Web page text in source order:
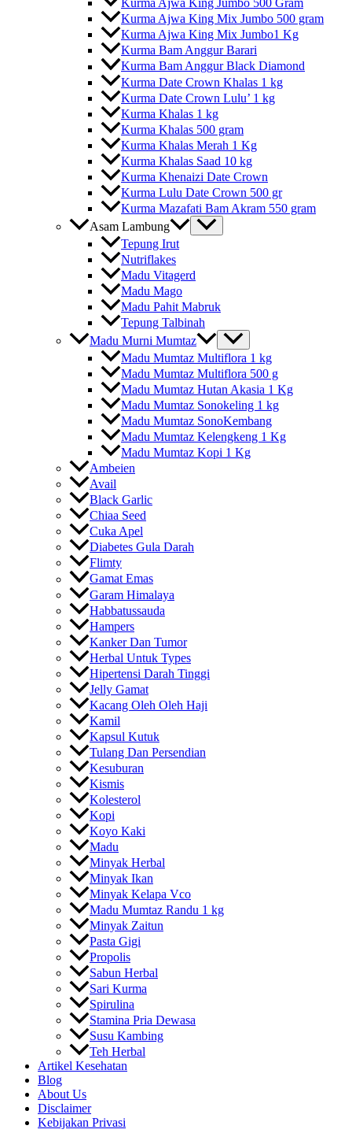
Kurma Ajwa King Jumbo 500 Gram
Kurma Ajwa King Mix Jumbo 500 gram
Kurma Ajwa King Mix Jumbo1 Kg
Kurma Bam Anggur Barari
Kurma Bam Anggur Black Diamond
Kurma Date Crown Khalas 1 kg
Kurma Date Crown Lulu’ 1 kg
Kurma Khalas 1 kg
Kurma Khalas 500 gram
Kurma Khalas Merah 1 Kg
Kurma Khalas Saad 10 kg
Kurma Khenaizi Date Crown
Kurma Lulu Date Crown 500 gr
Kurma Mazafati Bam Akram 550 gram
Asam Lambung
Tepung Irut
Nutriflakes
Madu Vitagerd
Madu Mago
Madu Pahit Mabruk
Tepung Talbinah
Madu Murni Mumtaz
Madu Mumtaz Multiflora 1 kg
Madu Mumtaz Multiflora 500 g
Madu Mumtaz Hutan Akasia 1 Kg
Madu Mumtaz Sonokeling 1 kg
Madu Mumtaz SonoKembang
Madu Mumtaz Kelengkeng 1 Kg
Madu Mumtaz Kopi 1 Kg
Ambeien
Avail
Black Garlic
Chiaa Seed
Cuka Apel
Diabetes Gula Darah
Flimty
Gamat Emas
Garam Himalaya
Habbatussauda
Hampers
Kanker Dan Tumor
Herbal Untuk Types
Hipertensi Darah Tinggi
Jelly Gamat
Kacang Oleh Oleh Haji
Kamil
Kapsul Kutuk
Tulang Dan Persendian
Kesuburan
Kismis
Kolesterol
Kopi
Koyo Kaki
Madu
Minyak Herbal
Minyak Ikan
Minyak Kelapa Vco
Madu Mumtaz Randu 1 kg
Minyak Zaitun
Pasta Gigi
Propolis
Sabun Herbal
Sari Kurma
Spirulina
Stamina Pria Dewasa
Susu Kambing
Teh Herbal
Artikel Kesehatan
Blog
About Us
Disclaimer
Kebijakan Privasi